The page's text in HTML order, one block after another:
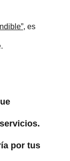
, es
por tus